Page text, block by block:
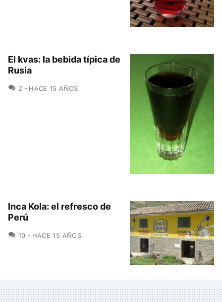
El kvas: la bebida típica de
Rusia
2 COMENTARIOS
HACE 15 AÑOS
Inca Kola: el refresco de
Perú
10 COMENTARIOS
HACE 15 AÑOS